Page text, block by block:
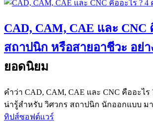
CAD, CAM, CAE และ CNC
สถาปนิก หรือสายอาชีวะ อย่า
ยอดนิยม
คำว่า CAD, CAM, CAE และ CNC คืออะไ
น่ารู้สำหรับ วิศวกร สถาปนิก นักออกแบบ ม
ทิปส์ซอฟต์แวร์